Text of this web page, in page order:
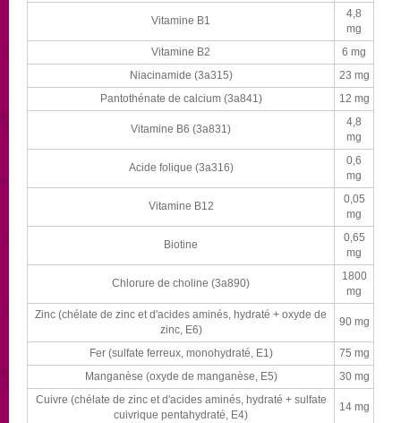
Vitamine B1
4,8
mg
Vitamine B2
6 mg
Niacinamide (3a315)
23 mg
Pantothénate de calcium (3a841)
12 mg
Vitamine B6 (3a831)
4,8
mg
Acide folique (3a316)
0,6
mg
Vitamine B12
0,05
mg
Biotine
0,65
mg
Chlorure de choline (3a890)
1800
mg
Zinc (chélate de zinc et d'acides aminés, hydraté + oxyde de
zinc, E6)
90 mg
Fer (sulfate ferreux, monohydraté, E1)
75 mg
Manganèse (oxyde de manganèse, E5)
30 mg
Cuivre (chélate de zinc et d'acides aminés, hydraté + sulfate
cuivrique pentahydraté, E4)
14 mg